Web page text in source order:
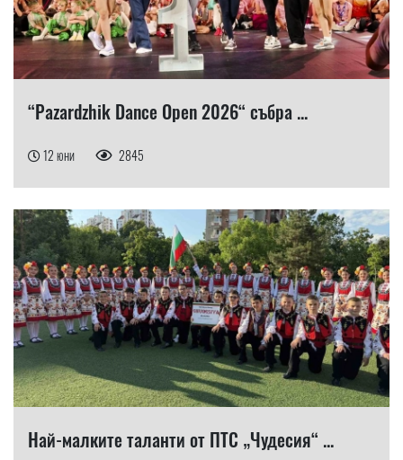
“Pazardzhik Dance Open 2026“ събра ...
12 юни 2845
Най-малките таланти от ПТС „Чудесия“ ...